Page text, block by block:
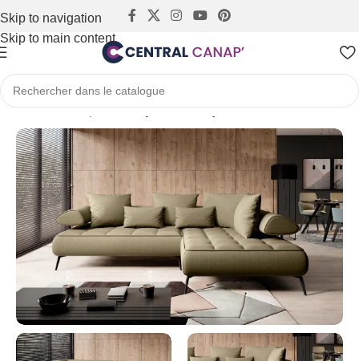
Skip to navigation
Skip to main content
Accueil Canapés Canapés électrique